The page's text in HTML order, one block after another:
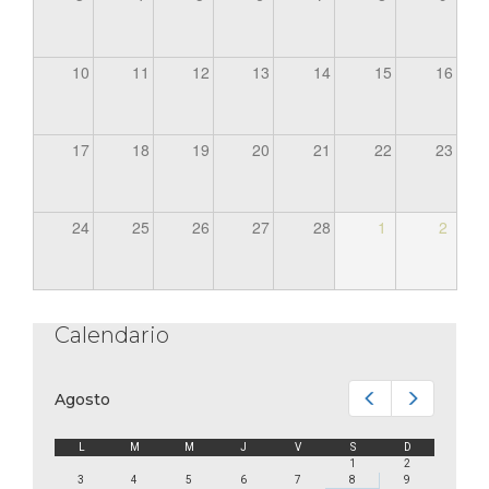
10 11 12 13 14 15 16
17 18 19 20 21 22 23
24 25 26 27 28 1 2
Calendario
Anterior
Agosto
L M M J V S
D
1
2
3
4 5 6 7 8 9